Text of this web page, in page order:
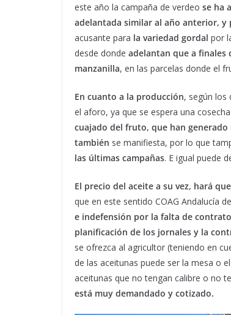
este año la campaña de verdeo se ha
adelantada similar al año anterior, y
acusante para la variedad gordal por
desde donde adelantan que a finales
manzanilla, en las parcelas donde el
En cuanto a la producción, según los
el aforo, ya que se espera una
cuajado del fruto, que han
también se manifiesta, por lo que
las últimas campañas. E igual puede
El precio del aceite a su vez, hará
que en este sentido COAG Andalucía
e indefensión por la falta de
planificación de los jornales y la
se ofrezca al agricultor (teniendo en
de las aceitunas puede ser la mesa o
aceitunas que no tengan calibre o no
está muy demandado y cotizado.